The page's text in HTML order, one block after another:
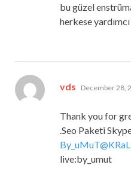
bu güzel
herkese
vds says:
December 28,
Thank you for
.Seo Paketi
live:by_umut